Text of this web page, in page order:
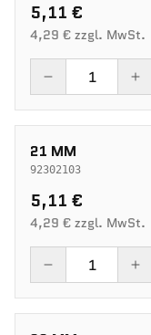
5,11 €
4,29 € zzgl. MwSt.
21 MM
92302103
5,11 €
4,29 € zzgl. MwSt.